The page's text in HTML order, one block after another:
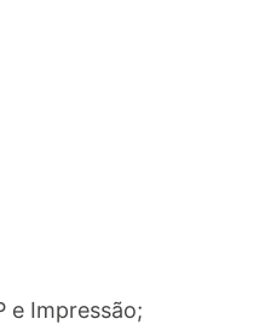
e Impressão;